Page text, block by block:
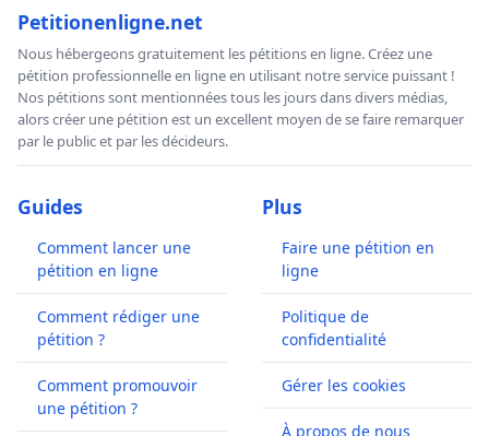
Petitionenligne.net
Nous hébergeons gratuitement les pétitions en ligne. Créez une
pétition professionnelle en ligne en utilisant notre service puissant !
Nos pétitions sont mentionnées tous les jours dans divers médias,
alors créer une pétition est un excellent moyen de se faire remarquer
par le public et par les décideurs.
Guides
Comment lancer une
pétition en ligne
Comment rédiger une
pétition ?
Comment promouvoir
une pétition ?
Plus
Faire une pétition en
ligne
Politique de
confidentialité
Gérer les cookies
À propos de nous